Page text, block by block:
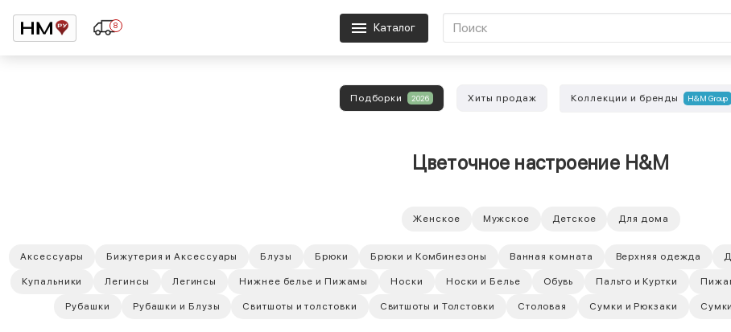
8 Каталог
Подборки 2026 Хиты продаж Коллекции и бренды H&M Group
Цветочное настроение H&M
Женское Мужское Детское Для дома
Аксессуары Бижутерия и Аксессуары Блузы Брюки Брюки и Комбинезоны Ванная комната Верхняя одежда
Купальники Легинсы Легинсы Нижнее белье и Пижамы Носки Носки и Белье Обувь Пальто и Куртки
Рубашки Рубашки и Блузы Свитшоты и толстовки Свитшоты и Толстовки Столовая Сумки и Рюкзаки